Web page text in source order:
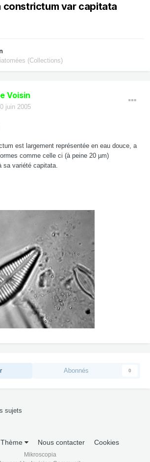
constrictum var capitata
(Collections)
Voisin
juin 2005
est largement représentée en eau douce, a
comme celle ci (à peine 20 µm)
sa variété capitata.
Abonnés 0
sujets
Thème Nous contacter Cookies
Mikroscopia